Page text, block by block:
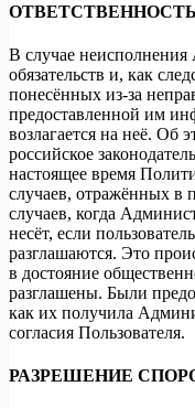
В случае
обязательств и, как
понесённых из-за
предоставленной им
возлагается на неё. Об
российское
настоящее время
случаев, отражённых в
случаев, когда
несёт, если
разглашаются. Это
в достояние
разглашены. Были
как их получила
согласия Пользователя.
РАЗРЕШЕНИЕ